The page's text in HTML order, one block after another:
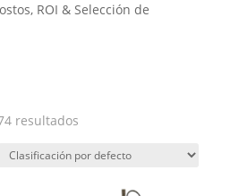
ROI & Selección de
resultados